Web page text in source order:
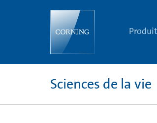
Sciences de la vie